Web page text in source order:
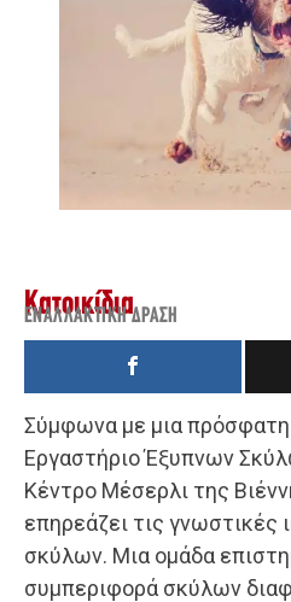
Κατοικίδια
ΕΝΑΛΛΑΚΤΙΚΉ ΔΡΆΣΗ
Σύμφωνα με μια
Εργαστήριο Έξυπνων
Κέντρο Μέσερλι της
επηρεάζει τις γνωστικές
σκύλων. Μια ομάδα
συμπεριφορά σκύλων